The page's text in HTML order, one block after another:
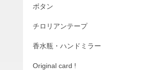
ボタン
チロリアンテープ
香水瓶・ハンドミラー
Original card !